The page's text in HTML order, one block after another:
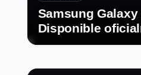
Samsung
Disponible